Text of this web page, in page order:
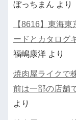
ぼっちまん より
【8616】東海
ードとカタログ
福嶋康洋 より
焼肉屋ライクで
前は一部の店舗
より